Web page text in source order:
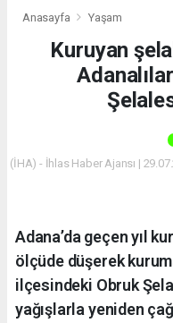
Anasayfa Yaşam
Kuruyan
(İHA) - İhlas Haber Ajansı |
Adana’da geçen yıl
ölçüde düşerek
ilçesindeki Obruk
yağışlarla yeniden